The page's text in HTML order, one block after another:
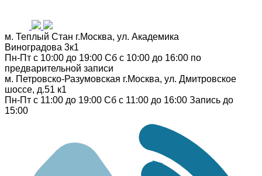
м. Теплый Стан г.Москва, ул. Академика
Виноградова 3к1
Пн-Пт с 10:00 до 19:00 Сб с 10:00 до 16:00 по
предварительной записи
м. Петровско-Разумовская г.Москва, ул. Дмитровское
шоссе, д.51 к1
Пн-Пт с 11:00 до 19:00 Сб с 11:00 до 16:00 Запись до
15:00